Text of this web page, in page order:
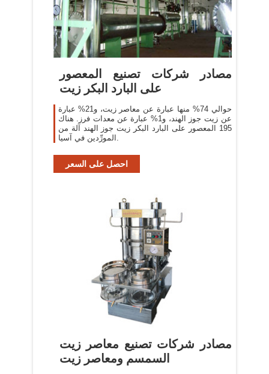
مصادر شركات تصنيع المعصور
على البارد البكر زيت
حوالي 74% منها عبارة عن معاصر زيت، و21% عبارة
عن زيت جوز الهند، و1% عبارة عن معدات فرز. هناك
195 المعصور على البارد البكر زيت جوز الهند آلة من
المورِّدين في آسيا.
احصل على السعر
مصادر شركات تصنيع معاصر زيت
السمسم ومعاصر زيت